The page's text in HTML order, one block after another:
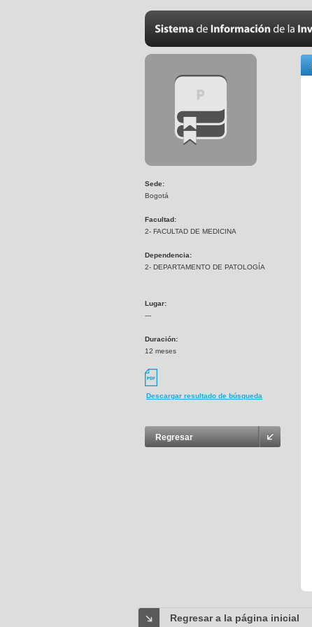
Sede:
Bogotá
Facultad:
2- FACULTAD DE MEDICINA
Dependencia:
2- DEPARTAMENTO DE PATOLOGÍA
Lugar:
---
Duración:
12 meses
Descargar resultado de búsqueda
Regresar
Regresar a la página inicial